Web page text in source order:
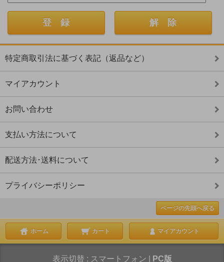
特定商取引法に基づく表記（返品など）
マイアカウント
お問い合わせ
支払い方法について
配送方法･送料について
プライバシーポリシー
ページの先頭へ戻る
ホーム カート マイアカウント
表示切替 : スマートフォン PC版